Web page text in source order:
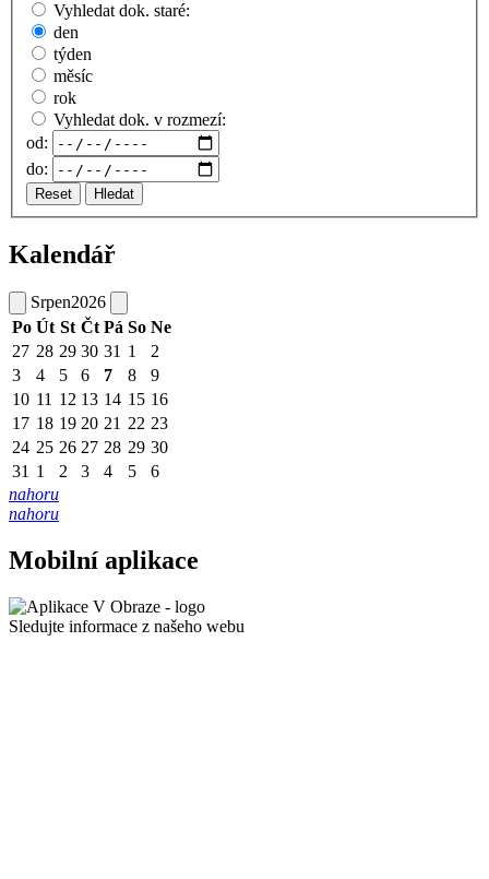
Vyhledat dok. staré:
den
týden
měsíc
rok
Vyhledat dok. v rozmezí:
od:
do:
Reset Hledat
Kalendář
Srpen2026
Po Út St Čt Pá So Ne
27 28 29 30 31 1
2
3
4 5 6 7 8
9
10 11 12 13 14 15 16
17 18 19 20 21 22 23
24 25 26 27 28 29 30
31 1 2 3 4 5
6
nahoru
nahoru
Mobilní aplikace
Sledujte informace z našeho webu